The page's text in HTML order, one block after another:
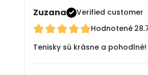
Zuzana
Verified customer
Hodnotené
Tenisky sú krásne a pohodlné!